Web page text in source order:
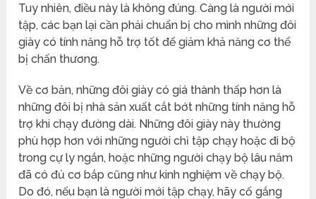
Tuy nhiên, điều này là không đúng. Càng là người mới
tập, các bạn lại cần phải chuẩn bị cho mình những đôi
giày có tính năng hỗ trợ tốt để giảm khả năng cơ thể
bị chấn thương.
Về cơ bản, những đôi giày có giá thành thấp hơn là
những đôi bị nhà sản xuất cắt bớt những tính năng hỗ
trợ khi chạy đường dài. Những đôi giày này thường
phù hợp hơn với những người chỉ tập chạy hoặc đi bộ
trong cự ly ngắn, hoặc những người chạy bộ lâu năm
đã có đủ cơ bắp cũng như kinh nghiệm về chạy bộ.
Do đó, nếu bạn là người mới tập chạy, hãy cố gắng